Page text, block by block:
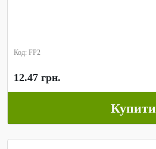
Код: FP2
12.47 грн.
Купити